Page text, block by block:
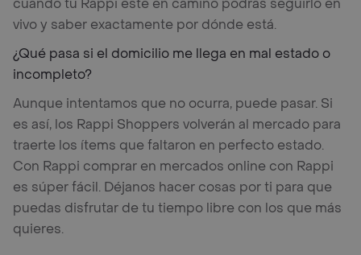
cuando tu Rappi esté en camino podrás seguirlo en
vivo y saber exactamente por dónde está.
¿Qué pasa si el domicilio me llega en mal estado o
incompleto?
Aunque intentamos que no ocurra, puede pasar. Si
es así, los Rappi Shoppers volverán al mercado para
traerte los ítems que faltaron en perfecto estado.
Con Rappi comprar en mercados online con Rappi
es súper fácil. Déjanos hacer cosas por ti para que
puedas disfrutar de tu tiempo libre con los que más
quieres.